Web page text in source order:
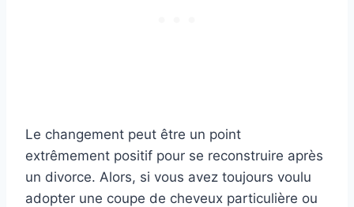
Le changement peut être un point
extrêmement positif pour se reconstruire après
un divorce. Alors, si vous avez toujours voulu
adopter une coupe de cheveux particulière ou